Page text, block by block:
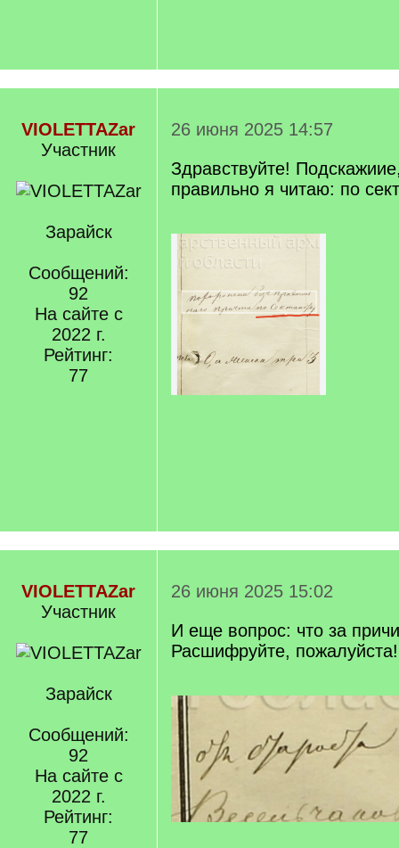
VIOLETTAZar
Участник
Зарайск
Сообщений:
92
На сайте с
2022 г.
Рейтинг:
77
26 июня 2025 14:57
Здравствуйте!
правильно я читаю: по
VIOLETTAZar
Участник
Зарайск
Сообщений:
92
На сайте с
2022 г.
Рейтинг:
77
26 июня 2025 15:02
И еще вопрос: что за
Расшифруйте, пожалуйста!